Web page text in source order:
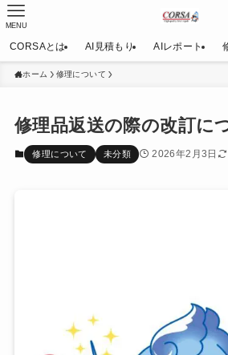
MENU
CORSAとは AI見積もり AIレポート
ホーム 修理について
修理品返送の際の改訂に
修理について 未分類 2026年2月3日